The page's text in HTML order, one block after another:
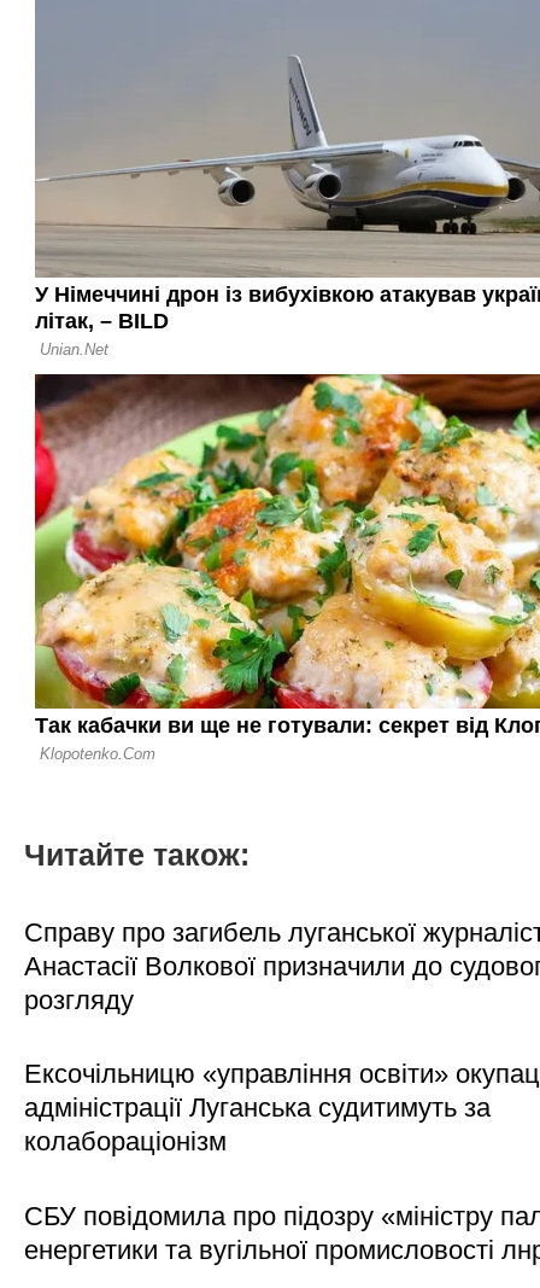
Читайте також:
Справу про загибель луганської
Анастасії Волкової призначили до
розгляду
Ексочільницю «управління освіти»
адміністрації Луганська судитимуть за
колабораціонізм
СБУ повідомила про підозру «міністру
енергетики та вугільної промисловості